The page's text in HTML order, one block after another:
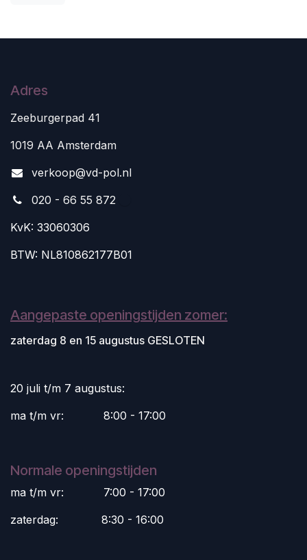
Adres
Zeeburgerpad 41
1019 AA Amsterdam
verkoop@vd-pol.nl
020 - 66 55 872
KvK: 33060306
BTW: NL810862177B01
Aangepaste openingstijden zomer:
zaterdag 8 en 15 augustus GESLOTEN
20 juli t/m 7 augustus:
ma t/m vr:
​8:00 - 17:00
Normale openingstijden
ma t/m vr:
​7:00 - 17:00
zaterdag:
​8:30 - 16:00